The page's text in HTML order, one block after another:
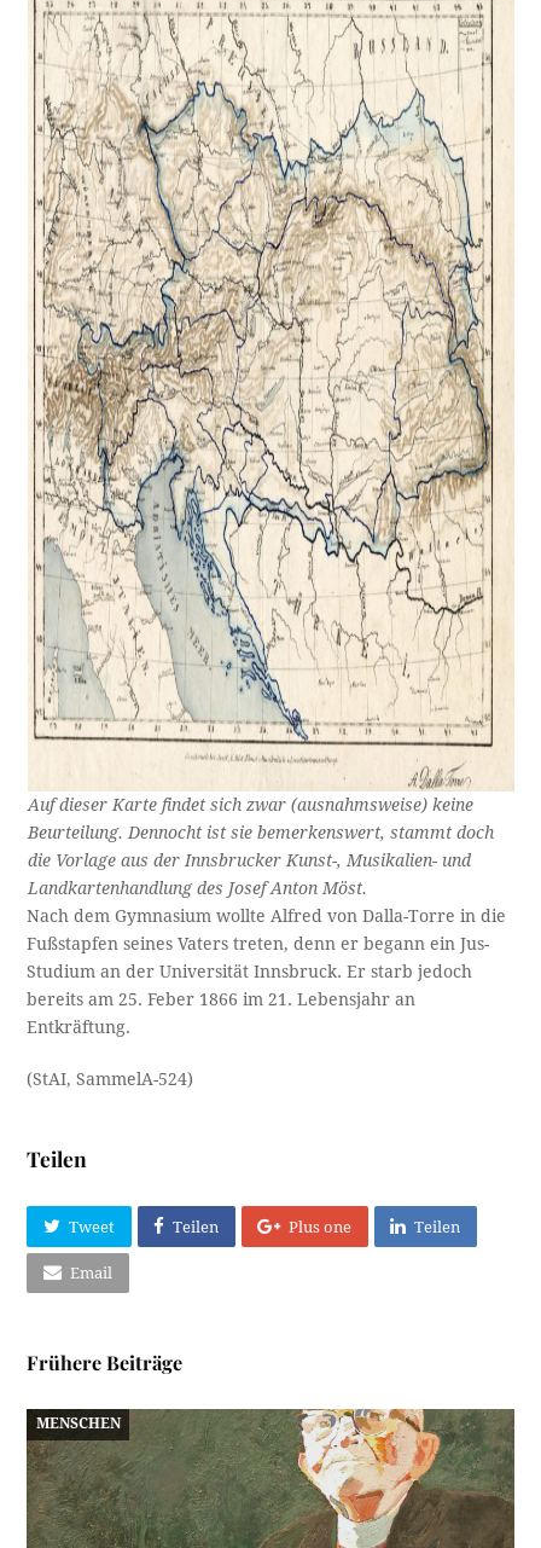
Auf dieser Karte findet sich zwar (ausnahmsweise) keine
Beurteilung. Dennocht ist sie bemerkenswert, stammt doch
die Vorlage aus der Innsbrucker Kunst-, Musikalien- und
Landkartenhandlung des Josef Anton Möst.
Nach dem Gymnasium wollte Alfred von Dalla-Torre in die
Fußstapfen seines Vaters treten, denn er begann ein Jus-
Studium an der Universität Innsbruck. Er starb jedoch
bereits am 25. Feber 1866 im 21. Lebensjahr an
Entkräftung.
(StAI, SammelA-524)
Teilen
Tweet Teilen Plus one Teilen
Email
Frühere Beiträge
MENSCHEN